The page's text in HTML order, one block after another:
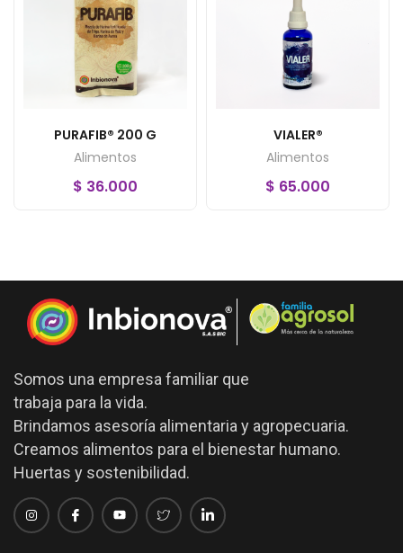
PURAFIB® 200 G
Alimentos
$ 36.000
VIALER®
Alimentos
$ 65.000
Somos una empresa familiar que
trabaja para la vida.
Brindamos asesoría alimentaria y agropecuaria.
Creamos alimentos para el bienestar humano.
Huertas y sostenibilidad.